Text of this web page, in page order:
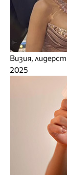
Визия,
2025